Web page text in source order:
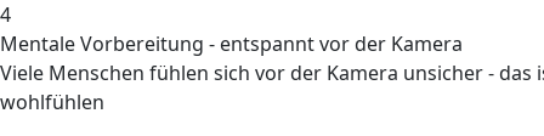
4
Mentale Vorbereitung - entspannt vor der Kamera
Viele Menschen fühlen sich vor der Kamera unsicher -
wohlfühlen